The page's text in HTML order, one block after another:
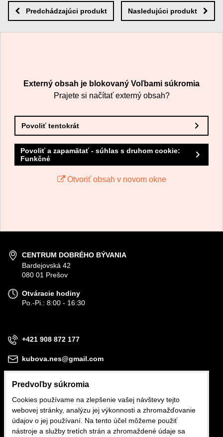
Nový komentár
MENO
VAŠA OTÁZKA K PRODUKTU
Odoslať
Predchádzajúci produkt Nasledujúci produkt
Externý obsah je blokovaný Voľbami súkromia
Prajete si načítať externý obsah?
Povoliť tentokrát
Povoliť a zapamätať - súhlas s druhom cookie:
Funkčné
Otvoriť obsah v novom okne
CENTRUM DOBRÉHO BÝVANIA
Bardejovská 42
080 01 Prešov
Otváracie hodiny
Po.-Pi.: 8:00 - 16:30
+421 908 872 177
kubova.nes@gmail.com
Obchodné podmienky
Reklamačné podmienky
Predvoľby súkromia
Cookies používame na zlepšenie vašej návštevy tejto
webovej stránky, analýzu jej výkonnosti a zhromažďovanie
údajov o jej používaní. Na tento účel môžeme použiť
nástroje a služby tretích strán a zhromaždené údaje sa